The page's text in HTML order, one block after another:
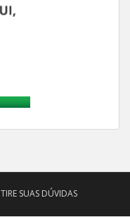
TIRE SUAS DÚVIDAS